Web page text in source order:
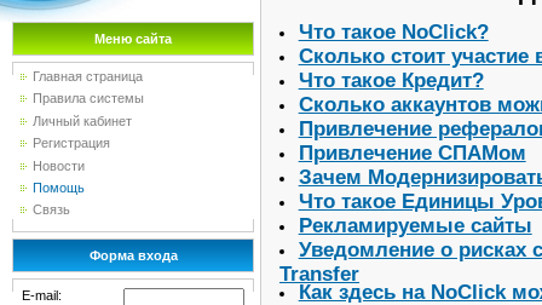
Меню сайта
Главная страница
Правила системы
Личный кабинет
Регистрация
Новости
Помощь
Связь
Форма входа
E-mail:
Что такое NoClick?
Сколько стоит участие
Что такое Кредит?
Сколько аккаунтов
Привлечение
Привлечение СПАМом
Зачем
Что такое Единицы
Рекламируемые сайты
Уведомление о рисках
Transfer
Как здесь на NoClick